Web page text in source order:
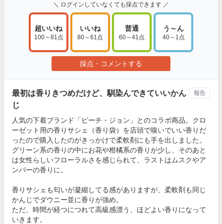
＼ ログインしていなくても採点できます ／
超いいね
100～81点
いいね
80～61点
普通
60～41点
う～ん
40～1点
採点・コメントする
最初は香りきつめだけど、馴染んできていいかん
じ
人気の下着ブランド「ピーチ・ジョン」とのコラボ商品。クロ
ーゼット用の香りサシェ（香り袋）を店頭で嗅いでいい香りだ
ったので購入したのがきっかけで柔軟剤にも手を出しました。
グリーン系の香りの中にお花や柑橘系の香りが少し、そのあと
は女性らしいフローラルさを感じられて、ラストはムスクやア
ンバーの香りに。
香りサシェも匂いが凝縮してる感がありますが、柔軟剤も同じ
かんじでダウニー並に香りが強め。
ただ、時間が経つにつれて高級感漂う、ほどよい香りになって
いきます。
報告